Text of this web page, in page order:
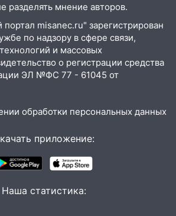
перерезал горло: в
с судимым
для женщины
девушка без прав
на мопеде и попала в
за криминальное
кроссовер сбил 18-
разделять мнение авторов.
misanec.ru" зарегистрирован
по надзору в сфере связи,
и массовых
о регистрации средства
ЭЛ №ФС 77 - 61045 от
обработки персональных данных
приложение:
Наша статистика: